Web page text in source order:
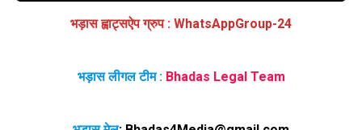
भड़ास ह्वाट्सऐप ग्रुप : WhatsAppGroup-24
भड़ास लीगल टीम : Bhadas Legal Team